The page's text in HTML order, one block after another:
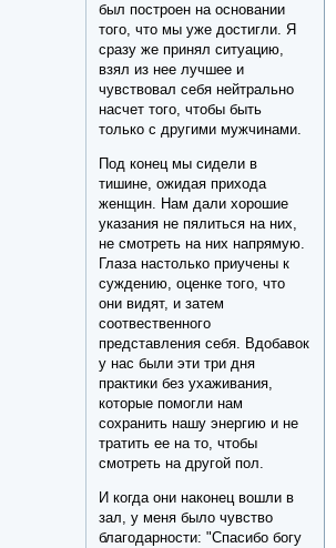
был построен на основании
того, что мы уже достигли. Я
сразу же принял ситуацию,
взял из нее лучшее и
чувствовал себя нейтрально
насчет того, чтобы быть
только с другими мужчинами.
Под конец мы сидели в
тишине, ожидая прихода
женщин. Нам дали хорошие
указания не пялиться на них,
не смотреть на них напрямую.
Глаза настолько приучены к
суждению, оценке того, что
они видят, и затем
соотвественного
представления себя. Вдобавок
у нас были эти три дня
практики без ухаживания,
которые помогли нам
сохранить нашу энергию и не
тратить ее на то, чтобы
смотреть на другой пол.
И когда они наконец вошли в
зал, у меня было чувство
благодарности: "Спасибо богу